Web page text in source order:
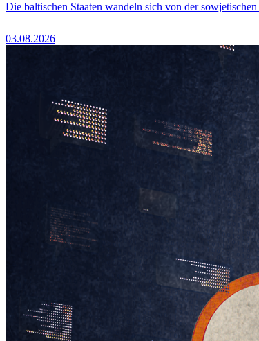
Die baltischen Staaten wandeln sich von der
03.08.2026